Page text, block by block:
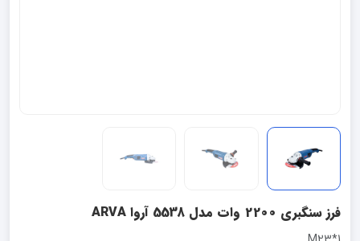
فرز سنگبری 2200 وات مدل 5538 آروا ARVA